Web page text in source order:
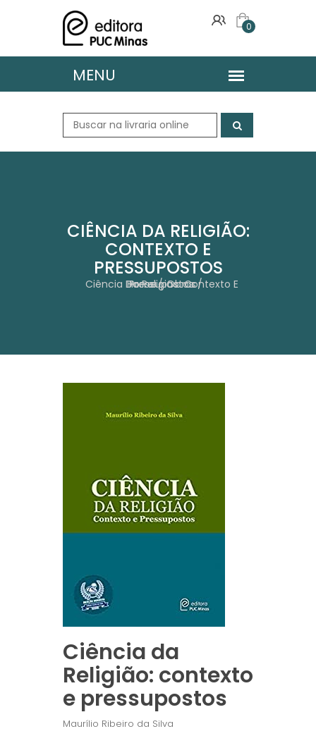
0
CIÊNCIA DA RELIGIÃO:
CONTEXTO E
PRESSUPOSTOS
Home Obras
Ciência Da Religião: Contexto E Pressupostos
Ciência da
Religião: contexto
e pressupostos
Maurílio Ribeiro da Silva